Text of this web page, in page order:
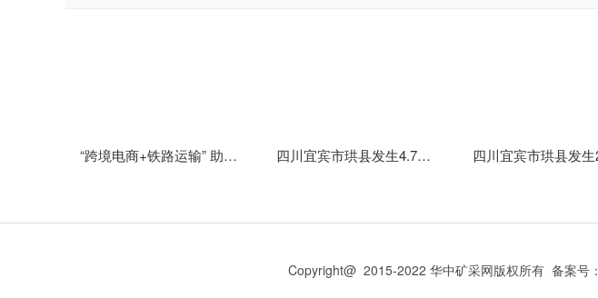
“跨境电商+铁路运输” 助力云南跨境电商商品快速通关 四川宜宾市珙县发生4.7级地震 震源深度13千米
Copyright@ 2015-2022 华中矿采网版权所有 备案号：